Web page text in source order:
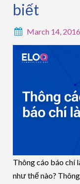
biết
March 14, 2016
Thông cáo báo chí
như thế nào?